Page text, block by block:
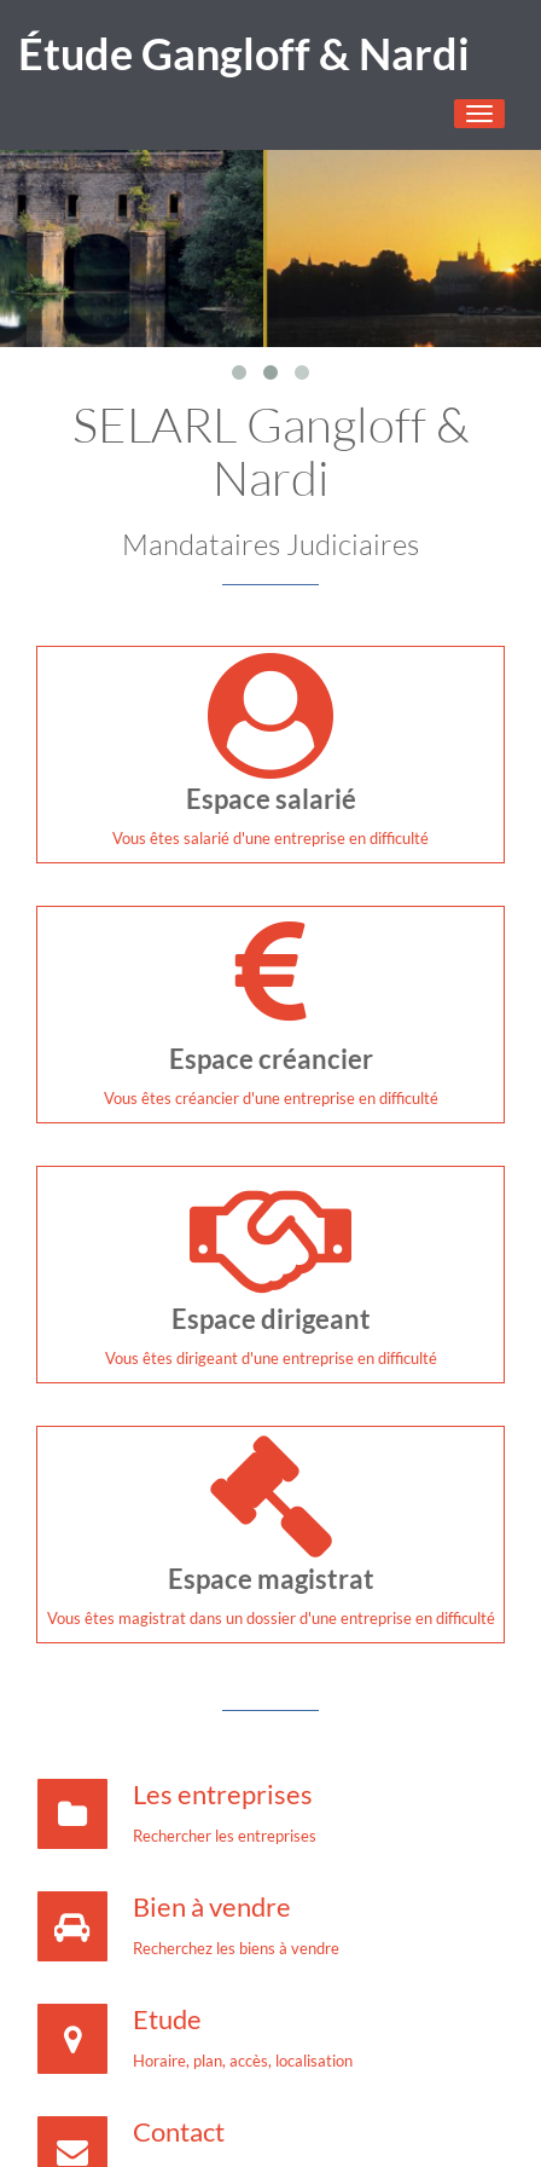
Étude Gangloff & Nardi
Toggle
SELARL Gangloff &
Nardi
Mandataires Judiciaires
Espace salarié
Vous êtes salarié d'une entreprise en difficulté
Espace créancier
Vous êtes créancier d'une entreprise en difficulté
Espace dirigeant
Vous êtes dirigeant d'une entreprise en difficulté
Espace magistrat
Vous êtes magistrat dans un dossier d'une entreprise en difficulté
Les entreprises
Rechercher les entreprises
Bien à vendre
Recherchez les biens à vendre
Etude
Horaire, plan, accès, localisation
Contact